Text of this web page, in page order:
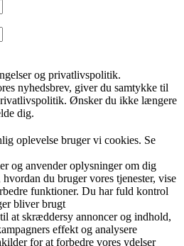
og privatlivspolitik.
nyhedsbrev, giver du samtykke til
Ønsker du ikke længere
dig.
oplevelse bruger vi cookies. Se
og anvender oplysninger om dig
du bruger vores tjenester, vise
funktioner. Du har fuld kontrol
bliver brugt
at skræddersy annoncer og indhold,
effekt og analysere
for at forbedre vores ydelser